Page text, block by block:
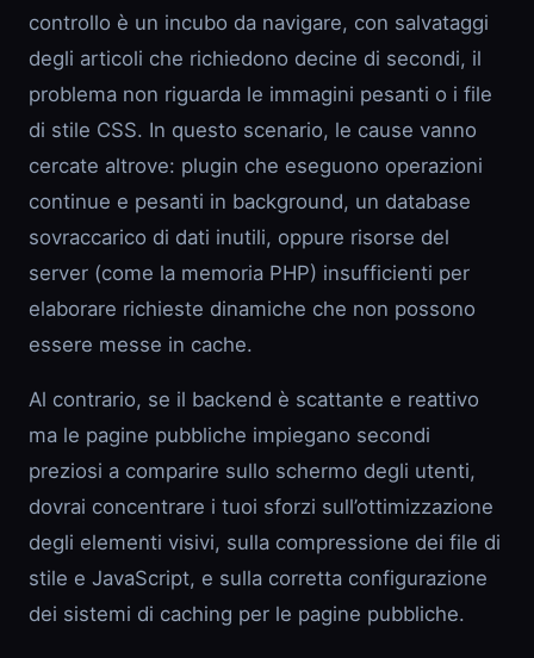
controllo è un incubo da navigare, con salvataggi
degli articoli che richiedono decine di secondi, il
problema non riguarda le immagini pesanti o i file
di stile CSS. In questo scenario, le cause vanno
cercate altrove: plugin che eseguono operazioni
continue e pesanti in background, un database
sovraccarico di dati inutili, oppure risorse del
server (come la memoria PHP) insufficienti per
elaborare richieste dinamiche che non possono
essere messe in cache.
Al contrario, se il backend è scattante e reattivo
ma le pagine pubbliche impiegano secondi
preziosi a comparire sullo schermo degli utenti,
dovrai concentrare i tuoi sforzi sull’ottimizzazione
degli elementi visivi, sulla compressione dei file di
stile e JavaScript, e sulla corretta configurazione
dei sistemi di caching per le pagine pubbliche.